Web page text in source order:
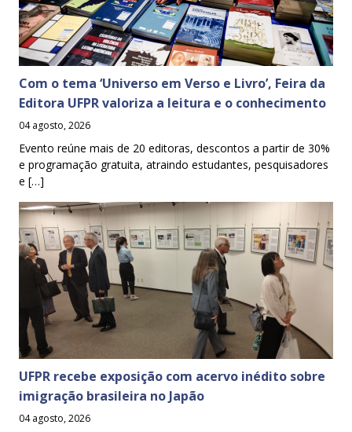
Com o tema ‘Universo em Verso e Livro’, Feira da
Editora UFPR valoriza a leitura e o conhecimento
04 agosto, 2026
Evento reúne mais de 20 editoras, descontos a partir de 30%
e programação gratuita, atraindo estudantes, pesquisadores
e […]
UFPR recebe exposição com acervo inédito sobre
imigração brasileira no Japão
04 agosto, 2026